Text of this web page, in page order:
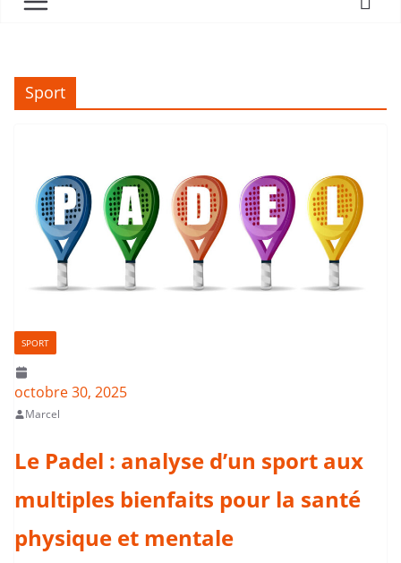
Sport
SPORT
octobre 30, 2025
Marcel
Le Padel : analyse d’un sport aux
multiples bienfaits pour la santé
physique et mentale